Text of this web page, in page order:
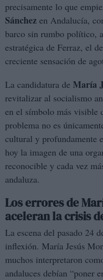
precisamente lo que
Sánchez en Andalucía,
barco sin rumbo político,
estratégica de Ferraz, el
creciente sensación de
La candidatura de María
revitalizar al socialismo
en el símbolo más visible
problema no es
cultural y profundamente
hoy la imagen de una
reconocible y cada vez
andaluza.
Los errores de
aceleran la crisis
La escena del pasado 24
inflexión. María Jesús
muchos interpretaron
andaluces debían “poner